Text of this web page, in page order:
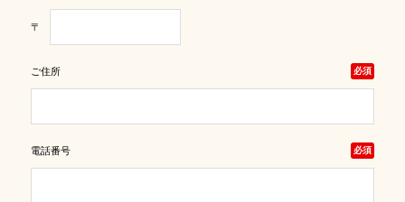
〒
ご住所 必須
電話番号 必須